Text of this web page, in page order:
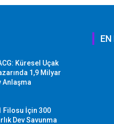
Küresel Uçak
1,9 Milyar
Anlaşma
Filosu İçin 300
Dev Savunma
EN